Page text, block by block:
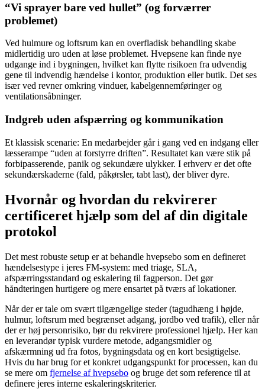
“Vi sprayer bare ved hullet” (og forværrer
problemet)
Ved hulmure og loftsrum kan en overfladisk behandling skabe
midlertidig uro uden at løse problemet. Hvepsene kan finde nye
udgange ind i bygningen, hvilket kan flytte risikoen fra udvendig
gene til indvendig hændelse i kontor, produktion eller butik. Det ses
især ved revner omkring vinduer, kabelgennemføringer og
ventilationsåbninger.
Indgreb uden afspærring og kommunikation
Et klassisk scenarie: En medarbejder går i gang ved en indgang eller
læsserampe “uden at forstyrre driften”. Resultatet kan være stik på
forbipasserende, panik og sekundære ulykker. I erhverv er det ofte
sekundærskaderne (fald, påkørsler, tabt last), der bliver dyre.
Hvornår og hvordan du rekvirerer
certificeret hjælp som del af din digitale
protokol
Det mest robuste setup er at behandle hvepsebo som en defineret
hændelsestype i jeres FM-system: med triage, SLA,
afspærringsstandard og eskalering til fagperson. Det gør
håndteringen hurtigere og mere ensartet på tværs af lokationer.
Når der er tale om svært tilgængelige steder (tagudhæng i højde,
hulmur, loftsrum med begrænset adgang, jordbo ved trafik), eller når
der er høj personrisiko, bør du rekvirere professionel hjælp. Her kan
en leverandør typisk vurdere metode, adgangsmidler og
afskærmning ud fra fotos, bygningsdata og en kort besigtigelse.
Hvis du har brug for et konkret udgangspunkt for processen, kan du
se mere om fjernelse af hvepsebo og bruge det som reference til at
definere jeres interne eskaleringskriterier.